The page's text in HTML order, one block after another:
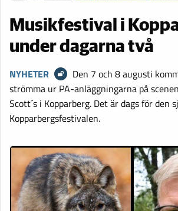
Musikfestival i
under dagarna två
NYHETER
Den 7 och 8 augusti
strömma ur PA-anläggningarna på
Scott´s i Kopparberg. Det är dags för den
Kopparbergsfestivalen.